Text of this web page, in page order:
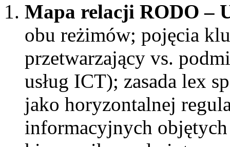
Mapa relacji RODO –
obu reżimów; pojęcia
przetwarzający vs.
usług ICT); zasada lex
jako horyzontalnej
informacyjnych